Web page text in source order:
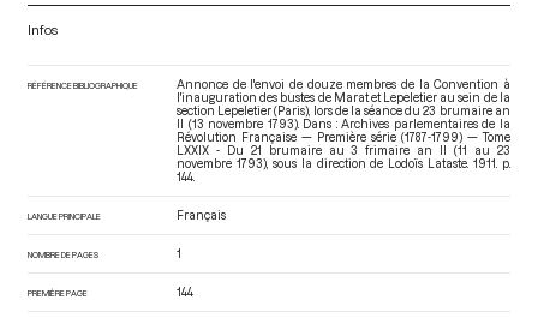
Infos
RÉFÉRENCE BIBLIOGRAPHIQUE
Annonce de l'envoi de douze membres de la Convention à
l'inauguration des bustes de Marat et Lepeletier au sein de la
section Lepeletier (Paris), lors de la séance du 23 brumaire an
II (13 novembre 1793). Dans : Archives parlementaires de la
Révolution Française — Première série (1787-1799) — Tome
LXXIX - Du 21 brumaire au 3 frimaire an II (11 au 23
novembre 1793) , sous la direction de Lodoïs Lataste. 1911. p.
144.
LANGUE PRINCIPALE Français
NOMBRE DE PAGES 1
PREMIÈRE PAGE 144